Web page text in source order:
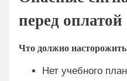
перед оплатой
Что должно
Нет учебного